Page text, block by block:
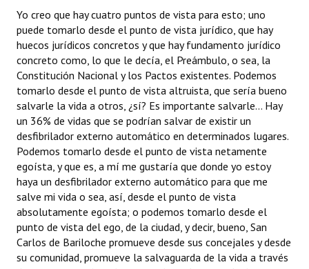
Yo creo que hay cuatro puntos de vista para esto; uno
puede tomarlo desde el punto de vista jurídico, que hay
huecos jurídicos concretos y que hay fundamento jurídico
concreto como, lo que le decía, el Preámbulo, o sea, la
Constitución Nacional y los Pactos existentes. Podemos
tomarlo desde el punto de vista altruista, que sería bueno
salvarle la vida a otros, ¿sí? Es importante salvarle... Hay
un 36% de vidas que se podrían salvar de existir un
desfibrilador externo automático en determinados lugares.
Podemos tomarlo desde el punto de vista netamente
egoísta, y que es, a mí me gustaría que donde yo estoy
haya un desfibrilador externo automático para que me
salve mi vida o sea, así, desde el punto de vista
absolutamente egoísta; o podemos tomarlo desde el
punto de vista del ego, de la ciudad, y decir, bueno, San
Carlos de Bariloche promueve desde sus concejales y desde
su comunidad, promueve la salvaguarda de la vida a través